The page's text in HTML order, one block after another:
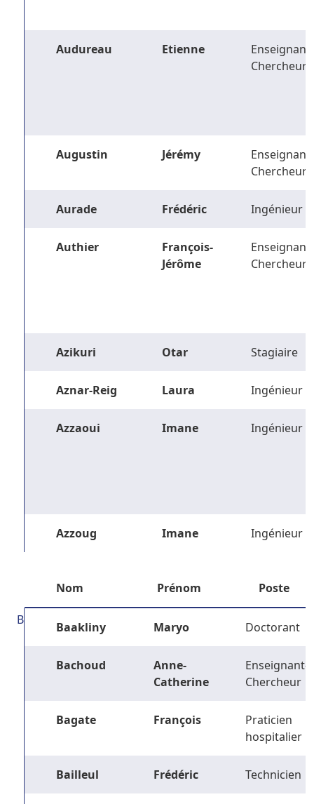
Audureau Etienne
Enseignant-
Chercheur
Augustin Jérémy
Enseignant-
Chercheur
Aurade Frédéric Ingénieur
Authier
François-
Jérôme
Enseignant-
Chercheur
Azikuri Otar Stagiaire
Aznar-Reig Laura Ingénieur
Azzaoui Imane Ingénieur
Azzoug Imane Ingénieur
Nom Prénom Poste
B Baakliny Maryo Doctorant
Bachoud
Anne-
Catherine
Enseignant-
Chercheur
Bagate François
Praticien
hospitalier
Bailleul Frédéric Technicien